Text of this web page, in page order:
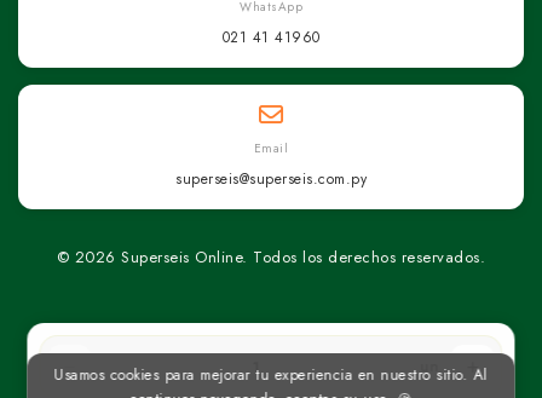
un
WhatsApp
021 41 41960
Email
superseis@superseis.com.py
© 2026 Superseis Online. Todos los derechos reservados.
Usamos cookies para mejorar tu experiencia en nuestro sitio. Al